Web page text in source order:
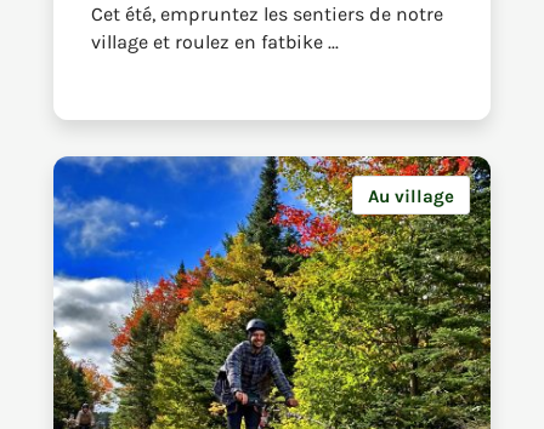
Cet été, empruntez les sentiers de notre
village et roulez en fatbike ...
Au village